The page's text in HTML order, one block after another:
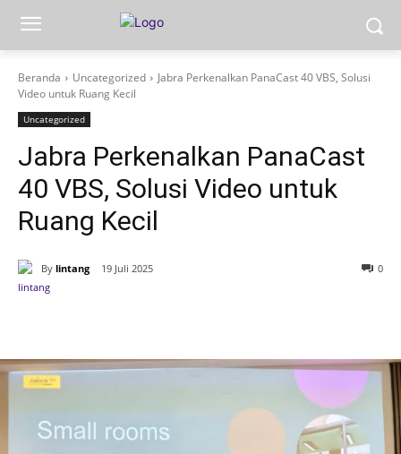
Beranda Uncategorized
Jabra Perkenalkan PanaCast 40 VBS, Solusi
Video untuk Ruang Kecil
Uncategorized
Jabra Perkenalkan PanaCast
40 VBS, Solusi Video untuk
Ruang Kecil
By lintang 19 Juli 2025 0